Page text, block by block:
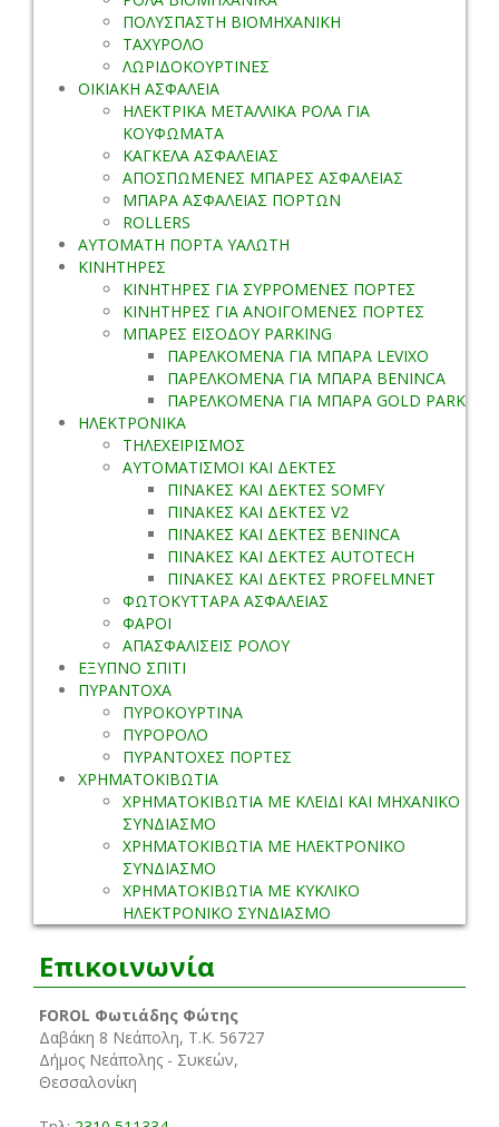
ΠΟΛΥΣΠΑΣΤΗ ΒΙΟΜΗΧΑΝΙΚΗ
ΤΑΧΥΡΟΛΟ
ΛΩΡΙΔΟΚΟΥΡΤΙΝΕΣ
ΟΙΚΙΑΚΗ ΑΣΦΑΛΕΙΑ
ΗΛΕΚΤΡΙΚΑ ΜΕΤΑΛΛΙΚΑ ΡΟΛΑ ΓΙΑ
ΚΟΥΦΩΜΑΤΑ
ΚΑΓΚΕΛΑ ΑΣΦΑΛΕΙΑΣ
ΑΠΟΣΠΩΜΕΝΕΣ ΜΠΑΡΕΣ ΑΣΦΑΛΕΙΑΣ
ΜΠΑΡΑ ΑΣΦΑΛΕΙΑΣ ΠΟΡΤΩΝ
ROLLERS
ΑΥΤΟΜΑΤΗ ΠΟΡΤΑ ΥΑΛΩΤΗ
ΚΙΝΗΤΗΡΕΣ
ΚΙΝΗΤΗΡΕΣ ΓΙΑ ΣΥΡΡΟΜΕΝΕΣ ΠΟΡΤΕΣ
ΚΙΝΗΤΗΡΕΣ ΓΙΑ ΑΝΟΙΓΟΜΕΝΕΣ ΠΟΡΤΕΣ
ΜΠΑΡΕΣ ΕΙΣΟΔΟΥ PARKING
ΠΑΡΕΛΚΟΜΕΝΑ ΓΙΑ ΜΠΑΡΑ LEVIXO
ΠΑΡΕΛΚΟΜΕΝΑ ΓΙΑ ΜΠΑΡΑ BENINCA
ΠΑΡΕΛΚΟΜΕΝΑ ΓΙΑ ΜΠΑΡΑ GOLD PARK
ΗΛΕΚΤΡΟΝΙΚΑ
ΤΗΛΕΧΕΙΡΙΣΜΟΣ
ΑΥΤΟΜΑΤΙΣΜΟΙ ΚΑΙ ΔΕΚΤΕΣ
ΠΙΝΑΚΕΣ ΚΑΙ ΔΕΚΤΕΣ SOMFY
ΠΙΝΑΚΕΣ ΚΑΙ ΔΕΚΤΕΣ V2
ΠΙΝΑΚΕΣ ΚΑΙ ΔΕΚΤΕΣ BENINCA
ΠΙΝΑΚΕΣ ΚΑΙ ΔΕΚΤΕΣ AUTOTECH
ΠΙΝΑΚΕΣ ΚΑΙ ΔΕΚΤΕΣ PROFELMNET
ΦΩΤΟΚΥΤΤΑΡΑ ΑΣΦΑΛΕΙΑΣ
ΦΑΡΟΙ
ΑΠΑΣΦΑΛΙΣΕΙΣ ΡΟΛΟΥ
ΕΞΥΠΝΟ ΣΠΙΤΙ
ΠΥΡΑΝΤΟΧΑ
ΠΥΡΟΚΟΥΡΤΙΝΑ
ΠΥΡΟΡΟΛΟ
ΠΥΡΑΝΤΟΧΕΣ ΠΟΡΤΕΣ
ΧΡΗΜΑΤΟΚΙΒΩΤΙΑ
ΧΡΗΜΑΤΟΚΙΒΩΤΙΑ ΜΕ ΚΛΕΙΔΙ ΚΑΙ ΜΗΧΑΝΙΚΟ
ΣΥΝΔΙΑΣΜΟ
ΧΡΗΜΑΤΟΚΙΒΩΤΙΑ ΜΕ ΗΛΕΚΤΡΟΝΙΚΟ
ΣΥΝΔΙΑΣΜΟ
ΧΡΗΜΑΤΟΚΙΒΩΤΙΑ ΜΕ ΚΥΚΛΙΚΟ
ΗΛΕΚΤΡΟΝΙΚΟ ΣΥΝΔΙΑΣΜΟ
Επικοινωνία
FOROL Φωτιάδης Φώτης
Δαβάκη 8 Νεάπολη, Τ.Κ. 56727
Δήμος Νεάπολης - Συκεών,
Θεσσαλονίκη